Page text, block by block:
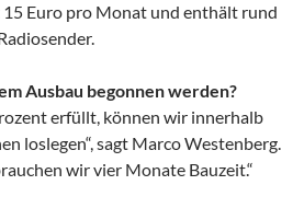
Euro pro Monat und enthält rund
Ausbau begonnen werden?
erfüllt, können wir innerhalb
loslegen“, sagt Marco Westenberg.
wir vier Monate Bauzeit.“